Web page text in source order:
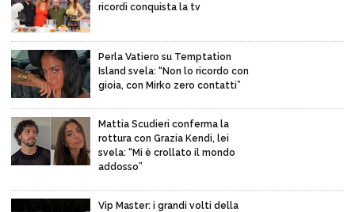
ricordi conquista la tv
Perla Vatiero su Temptation
Island svela: “Non lo ricordo con
gioia, con Mirko zero contatti”
Mattia Scudieri conferma la
rottura con Grazia Kendi, lei
svela: “Mi è crollato il mondo
addosso”
Vip Master: i grandi volti della